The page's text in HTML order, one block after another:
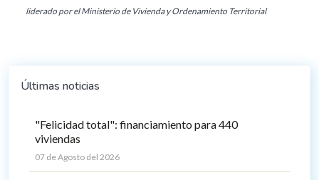
liderado por el Ministerio de Vivienda y Ordenamiento Territorial
Últimas noticias
"Felicidad total": financiamiento para 440
viviendas
07 de Agosto del 2026